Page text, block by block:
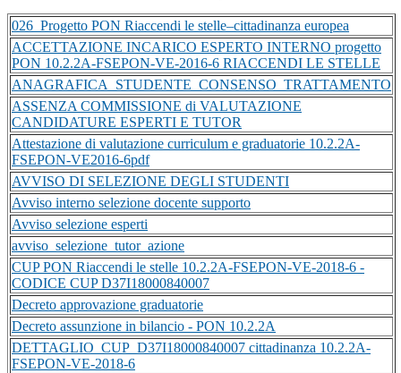
026_Progetto PON Riaccendi le stelle–cittadinanza europea
ACCETTAZIONE INCARICO ESPERTO INTERNO progetto
PON 10.2.2A-FSEPON-VE-2016-6 RIACCENDI LE STELLE
ANAGRAFICA_STUDENTE_CONSENSO_TRATTAMENTO
ASSENZA COMMISSIONE di VALUTAZIONE
CANDIDATURE ESPERTI E TUTOR
Attestazione di valutazione curriculum e graduatorie 10.2.2A-
FSEPON-VE2016-6pdf
AVVISO DI SELEZIONE DEGLI STUDENTI
Avviso interno selezione docente supporto
Avviso selezione esperti
avviso_selezione_tutor_azione
CUP PON Riaccendi le stelle 10.2.2A-FSEPON-VE-2018-6 -
CODICE CUP D37I18000840007
Decreto approvazione graduatorie
Decreto assunzione in bilancio - PON 10.2.2A
DETTAGLIO_CUP_D37I18000840007 cittadinanza 10.2.2A-
FSEPON-VE-2018-6